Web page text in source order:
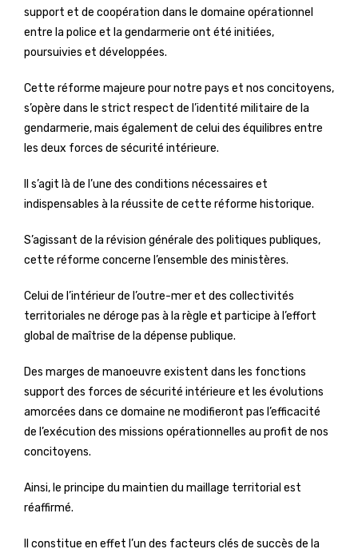
support et de coopération dans le domaine opérationnel
entre la police et la gendarmerie ont été initiées,
poursuivies et développées.
Cette réforme majeure pour notre pays et nos concitoyens,
s’opère dans le strict respect de l’identité militaire de la
gendarmerie, mais également de celui des équilibres entre
les deux forces de sécurité intérieure.
Il s’agit là de l’une des conditions nécessaires et
indispensables à la réussite de cette réforme historique.
S’agissant de la révision générale des politiques publiques,
cette réforme concerne l’ensemble des ministères.
Celui de l’intérieur de l’outre-mer et des collectivités
territoriales ne déroge pas à la règle et participe à l’effort
global de maîtrise de la dépense publique.
Des marges de manoeuvre existent dans les fonctions
support des forces de sécurité intérieure et les évolutions
amorcées dans ce domaine ne modifieront pas l’efficacité
de l’exécution des missions opérationnelles au profit de nos
concitoyens.
Ainsi, le principe du maintien du maillage territorial est
réaffirmé.
Il constitue en effet l’un des facteurs clés de succès de la